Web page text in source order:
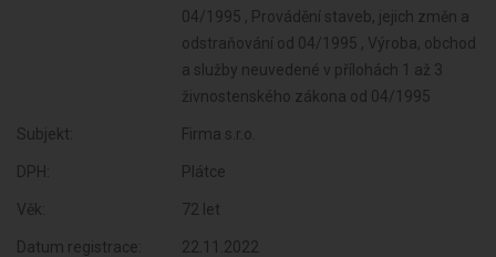
04/1995 , Provádění staveb, jejich změn a
odstraňování od 04/1995 , Výroba, obchod
a služby neuvedené v přílohách 1 až 3
živnostenského zákona od 04/1995
Subjekt: Firma s.r.o.
DPH: Plátce
Věk: 72 let
Datum registrace: 22.11.2022